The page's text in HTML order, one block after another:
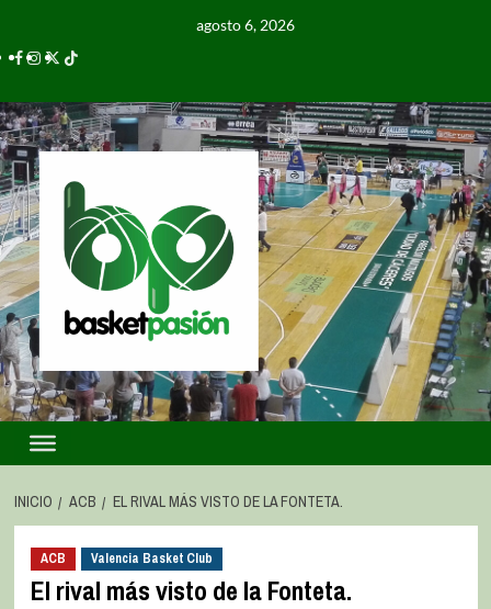
agosto 6, 2026
INICIO ACB EL RIVAL MÁS VISTO DE LA FONTETA.
ACB Valencia Basket Club
El rival más visto de la Fonteta.